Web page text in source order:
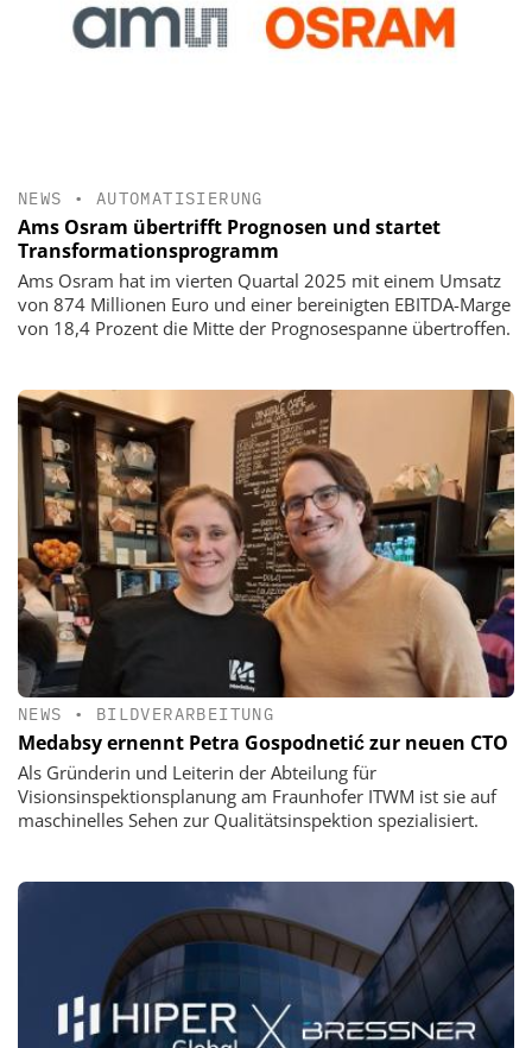
NEWS • AUTOMATISIERUNG
Ams Osram übertrifft Prognosen und startet
Transformationsprogramm
Ams Osram hat im vierten Quartal 2025 mit einem Umsatz
von 874 Millionen Euro und einer bereinigten EBITDA-Marge
von 18,4 Prozent die Mitte der Prognosespanne übertroffen.
NEWS • BILDVERARBEITUNG
Medabsy ernennt Petra Gospodnetić zur neuen CTO
Als Gründerin und Leiterin der Abteilung für
Visionsinspektionsplanung am Fraunhofer ITWM ist sie auf
maschinelles Sehen zur Qualitätsinspektion spezialisiert.